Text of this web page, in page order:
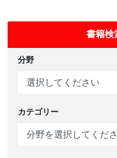
書籍検
分野
カテゴリー